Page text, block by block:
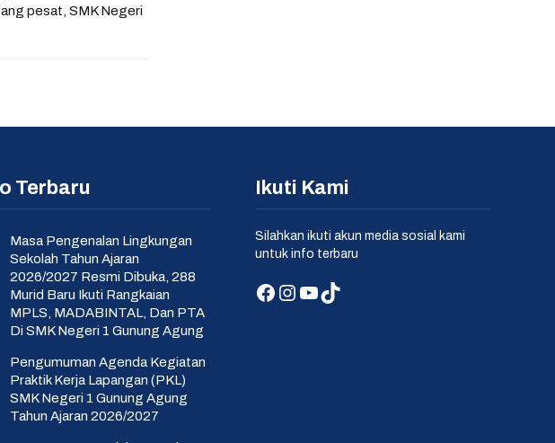
pesat, SMK Negeri
Terbaru
Masa Pengenalan Lingkungan
Sekolah Tahun Ajaran
2026/2027 Resmi Dibuka, 288
Murid Baru Ikuti Rangkaian
MPLS, MADABINTAL, Dan PTA
Di SMK Negeri 1 Gunung Agung
Pengumuman Agenda Kegiatan
Praktik Kerja Lapangan (PKL)
SMK Negeri 1 Gunung Agung
Tahun Ajaran 2026/2027
Ikuti Kami
Silahkan ikuti akun media sosial kami
untuk info terbaru
Facebook
Instagram
YouTube
TikTok